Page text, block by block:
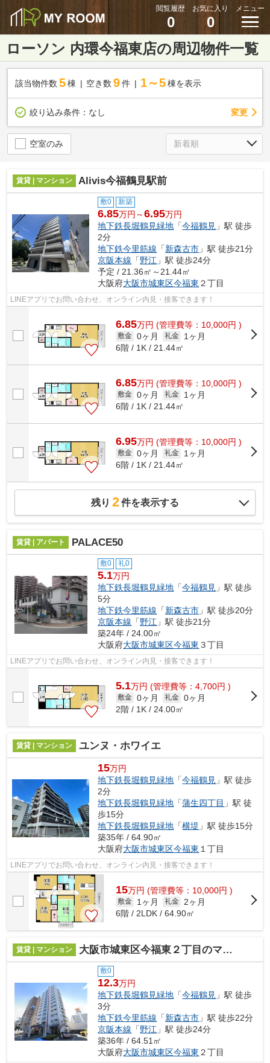
閲覧履歴
0
お気に入り
0
メニュー
ローソン 内環今福東店の周辺物件一覧
該当物件数 5棟 空き数 9 件 1～5 棟を表示
絞り込み条件： なし 変更
空室のみ
賃貸 | マンション Alivis今福鶴見駅前
敷0 新築
6.85万円～6.95万円
地下鉄長堀鶴見緑地 「今福鶴見 」駅 徒歩
2分
地下鉄今里筋線 「新森古市 」駅 徒歩21分
京阪本線 「野江 」駅 徒歩24分
予定 / 21.36㎡～21.44㎡
大阪府大阪市城東区今福東 ２丁目
LINEアプリでお問い合わせ、オンライン内見・接客できます！
6.85万円 (管理費等：10,000円 )
敷金 0ヶ月 礼金
1ヶ月
6階 / 1K / 21.44㎡
6.85万円 (管理費等：10,000円 )
敷金 0ヶ月 礼金
1ヶ月
6階 / 1K / 21.44㎡
6.95万円 (管理費等：10,000円 )
敷金 0ヶ月 礼金
1ヶ月
6階 / 1K / 21.44㎡
残り 2件を表示する
賃貸 | アパート PALACE50
敷0 礼0
5.1万円
地下鉄長堀鶴見緑地 「今福鶴見 」駅 徒歩
5分
地下鉄今里筋線 「新森古市 」駅 徒歩20分
京阪本線 「野江 」駅 徒歩21分
築24年 / 24.00㎡
大阪府大阪市城東区今福東 ３丁目
LINEアプリでお問い合わせ、オンライン内見・接客できます！
5.1万円 (管理費等：4,700円 )
敷金 0ヶ月 礼金 0ヶ月
2階 / 1K / 24.00㎡
賃貸 | マンション ユンヌ・ホワイエ
15万円
地下鉄長堀鶴見緑地 「今福鶴見 」駅 徒歩
2分
地下鉄長堀鶴見緑地 「蒲生四丁目 」駅 徒
歩15分
地下鉄長堀鶴見緑地 「横堤 」駅 徒歩15分
築35年 / 64.90㎡
大阪府大阪市城東区今福東 １丁目
LINEアプリでお問い合わせ、オンライン内見・接客できます！
15万円 (管理費等：10,000円 )
敷金 1ヶ月 礼金
2ヶ月
6階 / 2LDK / 64.90㎡
賃貸 | マンション 大阪市城東区今福東２丁目のマンション
敷0
12.3万円
地下鉄長堀鶴見緑地 「今福鶴見 」駅 徒歩
3分
地下鉄今里筋線 「新森古市 」駅 徒歩22分
京阪本線 「野江 」駅 徒歩24分
築36年 / 64.51㎡
大阪府大阪市城東区今福東 ２丁目